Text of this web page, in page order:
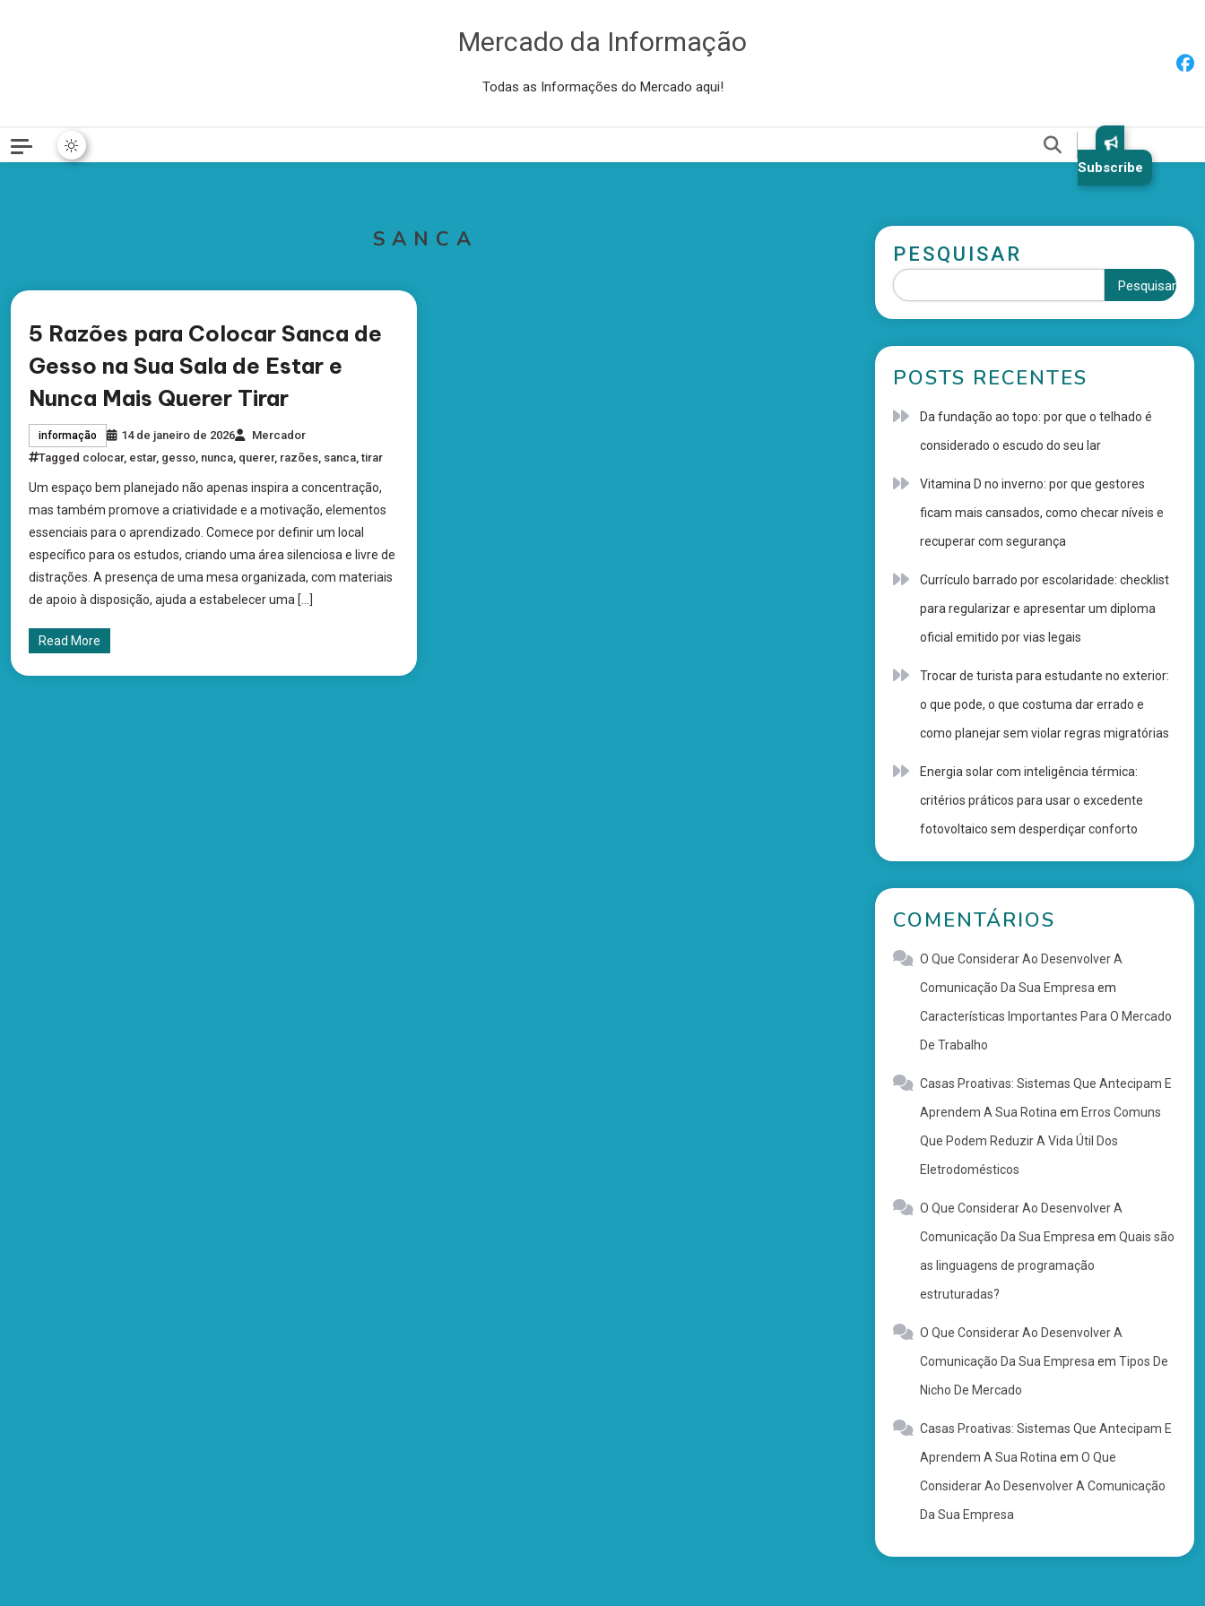
Mercado da Informação
Todas as Informações do Mercado aqui!
Subscribe
SANCA
5 Razões para Colocar Sanca de
Gesso na Sua Sala de Estar e
Nunca Mais Querer Tirar
informação 14 de janeiro de 2026
Mercador
Tagged colocar, estar, gesso, nunca, querer, razões, sanca,tirar
Um espaço bem planejado não apenas inspira a concentração,
mas também promove a criatividade e a motivação, elementos
essenciais para o aprendizado. Comece por definir um local
específico para os estudos, criando uma área silenciosa e livre de
distrações. A presença de uma mesa organizada, com materiais
de apoio à disposição, ajuda a estabelecer uma […]
Read More
PESQUISAR
Pesquisar
POSTS RECENTES
Da fundação ao topo: por que o telhado é
considerado o escudo do seu lar
Vitamina D no inverno: por que gestores
ficam mais cansados, como checar níveis e
recuperar com segurança
Currículo barrado por escolaridade: checklist
para regularizar e apresentar um diploma
oficial emitido por vias legais
Trocar de turista para estudante no exterior:
o que pode, o que costuma dar errado e
como planejar sem violar regras migratórias
Energia solar com inteligência térmica:
critérios práticos para usar o excedente
fotovoltaico sem desperdiçar conforto
COMENTÁRIOS
O Que Considerar Ao Desenvolver A
Comunicação Da Sua Empresa em
Características Importantes Para O Mercado
De Trabalho
Casas Proativas: Sistemas Que Antecipam E
Aprendem A Sua Rotina em Erros Comuns
Que Podem Reduzir A Vida Útil Dos
Eletrodomésticos
O Que Considerar Ao Desenvolver A
Comunicação Da Sua Empresa em Quais são
as linguagens de programação
estruturadas?
O Que Considerar Ao Desenvolver A
Comunicação Da Sua Empresa em Tipos De
Nicho De Mercado
Casas Proativas: Sistemas Que Antecipam E
Aprendem A Sua Rotina em O Que
Considerar Ao Desenvolver A Comunicação
Da Sua Empresa